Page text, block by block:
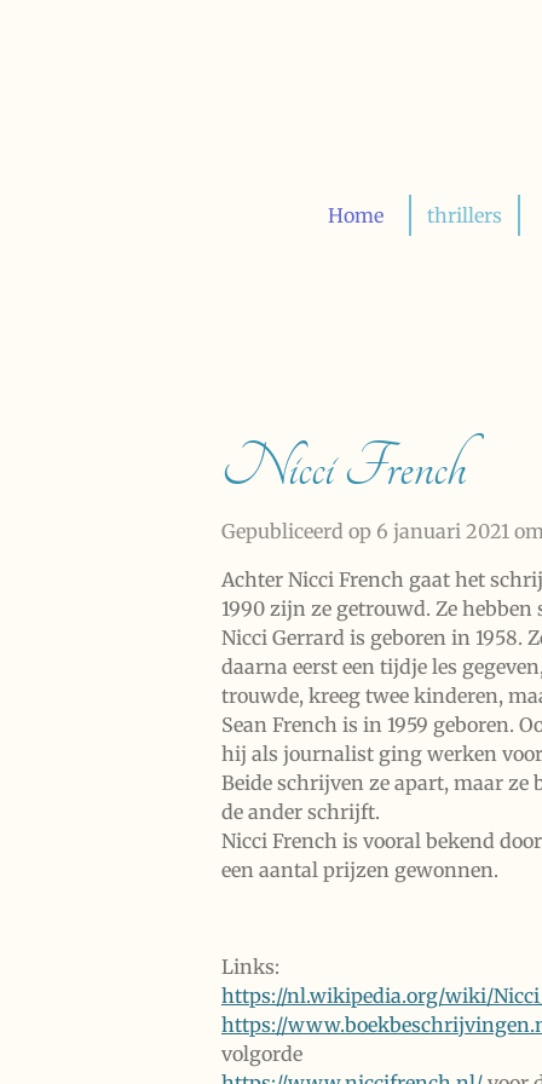
Home thrillers
Nicci French
Gepubliceerd op 6 januari 2021
Achter Nicci French gaat het
1990 zijn ze getrouwd. Ze
Nicci Gerrard is geboren in 1958.
daarna eerst een tijdje les
trouwde, kreeg twee kinderen,
Sean French is in 1959 geboren.
hij als journalist ging werken
Beide schrijven ze apart, maar
de ander schrijft.
Nicci French is vooral bekend
een aantal prijzen gewonnen.
Links:
https://nl.wikipedia.org/wiki/
https://
volgorde